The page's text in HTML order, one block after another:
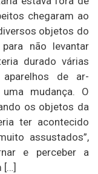
chegaram ao
objetos do
não levantar
durado várias
de ar-
mudança. O
os objetos da
ter acontecido
assustados”,
e perceber a
[…]